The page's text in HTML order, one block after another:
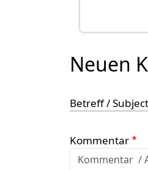
Neuen
Betreff / Subject
Kommentar